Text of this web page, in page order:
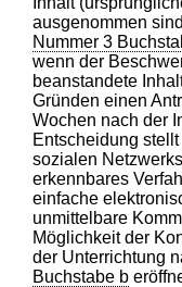
ausgenommen
Nummer 3
wenn der
beanstandete
Gründen einen
Wochen nach der
Entscheidung
sozialen
erkennbares
einfache
unmittelbare
Möglichkeit der
der Unterrichtung
Buchstabe b